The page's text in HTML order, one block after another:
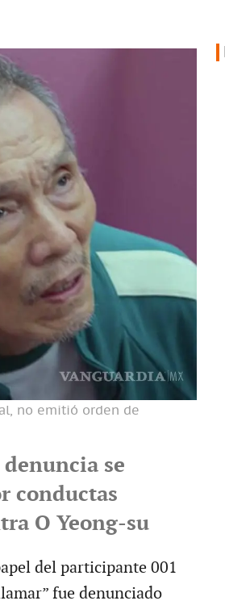
no emitió orden de
se
conductas
O Yeong-su
del participante 001
fue denunciado